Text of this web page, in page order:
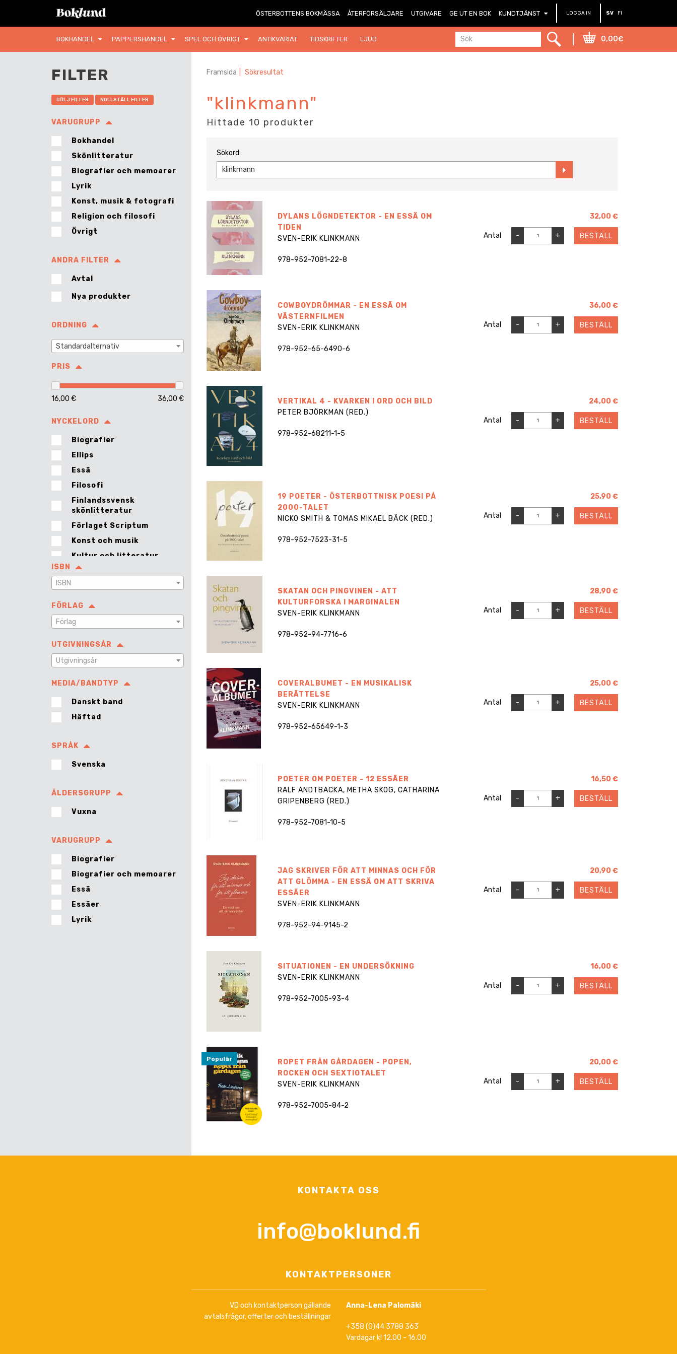
ÖSTERBOTTENS BOKMÄSSA ÅTERFÖRSÄLJARE UTGIVARE GE UT EN BOK KUNDTJÄNST LOGGA IN SV FI
BOKHANDEL PAPPERSHANDEL SPEL OCH ÖVRIGT ANTIKVARIAT TIDSKRIFTER LJUD 0,00€
FILTER
DÖLJ FILTER NOLLSTÄLL FILTER
VARUGRUPP
Bokhandel
Skönlitteratur
Biografier och memoarer
Lyrik
Konst, musik & fotografi
Religion och filosofi
Övrigt
ANDRA FILTER
Avtal
Nya produkter
ORDNING
Standardalternativ
PRIS
16,00 € 36,00 €
NYCKELORD
Biografier
Ellips
Essä
Filosofi
Finlandssvensk
skönlitteratur
Förlaget Scriptum
Konst och musik
Kultur och litteratur
Musik
Poesi
Världsarv
Österbotten
ISBN
ISBN
FÖRLAG
Förlag
UTGIVNINGSÅR
Utgivningsår
MEDIA/BANDTYP
Danskt band
Häftad
SPRÅK
Svenska
ÅLDERSGRUPP
Vuxna
VARUGRUPP
Biografier
Biografier och memoarer
Essä
Essäer
Lyrik
Framsida Sökresultat
"klinkmann"
Hittade 10 produkter
Sökord:
DYLANS LÖGNDETEKTOR - EN ESSÄ OM
TIDEN
SVEN-ERIK KLINKMANN
978-952-7081-22-8
32,00 €
Antal - + BESTÄLL
COWBOYDRÖMMAR - EN ESSÄ OM
VÄSTERNFILMEN
SVEN-ERIK KLINKMANN
978-952-65-6490-6
36,00 €
Antal - + BESTÄLL
VERTIKAL 4 - KVARKEN I ORD OCH BILD
PETER BJÖRKMAN (RED.)
978-952-68211-1-5
24,00 €
Antal - + BESTÄLL
19 POETER - ÖSTERBOTTNISK POESI PÅ
2000-TALET
NICKO SMITH & TOMAS MIKAEL BÄCK (RED.)
978-952-7523-31-5
25,90 €
Antal - + BESTÄLL
SKATAN OCH PINGVINEN - ATT
KULTURFORSKA I MARGINALEN
SVEN-ERIK KLINKMANN
978-952-94-7716-6
28,90 €
Antal - + BESTÄLL
COVERALBUMET - EN MUSIKALISK
BERÄTTELSE
SVEN-ERIK KLINKMANN
978-952-65649-1-3
25,00 €
Antal - + BESTÄLL
POETER OM POETER - 12 ESSÄER
RALF ANDTBACKA, METHA SKOG, CATHARINA
GRIPENBERG (RED.)
978-952-7081-10-5
16,50 €
Antal - + BESTÄLL
JAG SKRIVER FÖR ATT MINNAS OCH FÖR
ATT GLÖMMA - EN ESSÄ OM ATT SKRIVA
ESSÄER
SVEN-ERIK KLINKMANN
978-952-94-9145-2
20,90 €
Antal - + BESTÄLL
SITUATIONEN - EN UNDERSÖKNING
SVEN-ERIK KLINKMANN
978-952-7005-93-4
16,00 €
Antal - + BESTÄLL
Populär
ROPET FRÅN GÅRDAGEN - POPEN,
ROCKEN OCH SEXTIOTALET
SVEN-ERIK KLINKMANN
978-952-7005-84-2
20,00 €
Antal - + BESTÄLL
KONTAKTA OSS
info@boklund.fi
KONTAKTPERSONER
VD och kontaktperson gällande
avtalsfrågor, offerter och beställningar
Anna-Lena Palomäki
+358 (0)44 3788 363
Vardagar kl 12.00 - 16.00